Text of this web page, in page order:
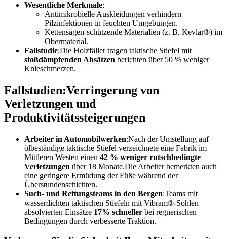
Wesentliche Merkmale:
Antimikrobielle Auskleidungen verhindern
Pilzinfektionen in feuchten Umgebungen.
Kettensägen-schützende Materialien (z. B. Kevlar®) im
Obermaterial.
Fallstudie:Die Holzfäller tragen taktische Stiefel mit
stoßdämpfenden Absätzen berichten über 50 % weniger
Knieschmerzen.
Fallstudien:Verringerung von
Verletzungen und
Produktivitätssteigerungen
Arbeiter in Automobilwerken:Nach der Umstellung auf
ölbeständige taktische Stiefel verzeichnete eine Fabrik im
Mittleren Westen einen 42 % weniger rutschbedingte
Verletzungen über 18 Monate.Die Arbeiter bemerkten auch
eine geringere Ermüdung der Füße während der
Überstundenschichten.
Such- und Rettungsteams in den Bergen:Teams mit
wasserdichten taktischen Stiefeln mit Vibram®-Sohlen
absolvierten Einsätze 17% schneller bei regnerischen
Bedingungen durch verbesserte Traktion.